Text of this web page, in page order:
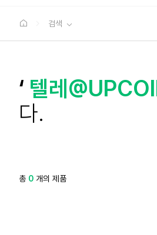
검색
‘ 텔레
다.
총 0 개의 제품